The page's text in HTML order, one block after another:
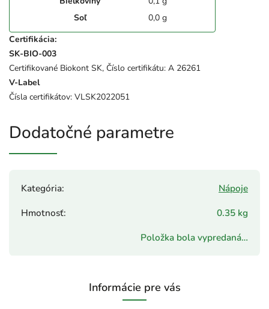
Soľ
0,0 g
Certifikácia:
SK-BIO-003
Certifikované Biokont SK, Číslo certifikátu: A 26261
V-Label
Čísla certifikátov: VLSK2022051
Dodatočné parametre
Kategória:
Nápoje
Hmotnosť:
0.35 kg
Položka bola vypredaná…
Informácie pre vás